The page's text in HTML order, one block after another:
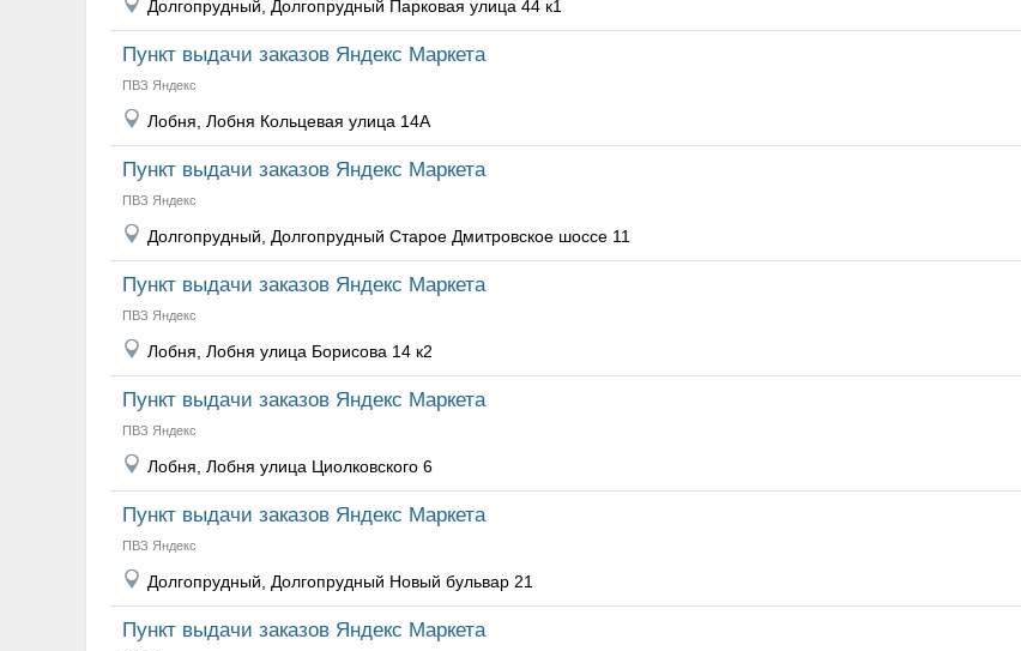
Долгопрудный, Долгопрудный Парковая улица 44 к1
Пункт выдачи заказов Яндекс Маркета
ПВЗ Яндекс
Лобня, Лобня Кольцевая улица 14А
Пункт выдачи заказов Яндекс Маркета
ПВЗ Яндекс
Долгопрудный, Долгопрудный Старое Дмитровское шоссе 11
Пункт выдачи заказов Яндекс Маркета
ПВЗ Яндекс
Лобня, Лобня улица Борисова 14 к2
Пункт выдачи заказов Яндекс Маркета
ПВЗ Яндекс
Лобня, Лобня улица Циолковского 6
Пункт выдачи заказов Яндекс Маркета
ПВЗ Яндекс
Долгопрудный, Долгопрудный Новый бульвар 21
Пункт выдачи заказов Яндекс Маркета